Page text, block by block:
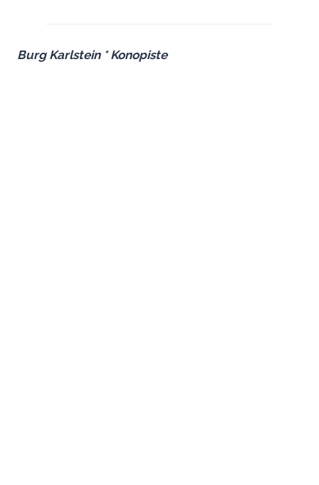
Burg Karlstein * Konopiste